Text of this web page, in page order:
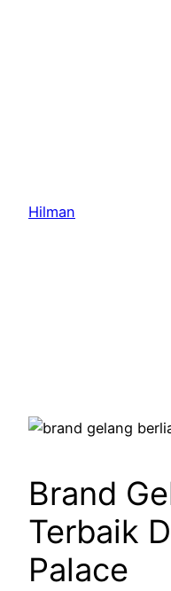
Hilman
Brand
Terbaik
Palace